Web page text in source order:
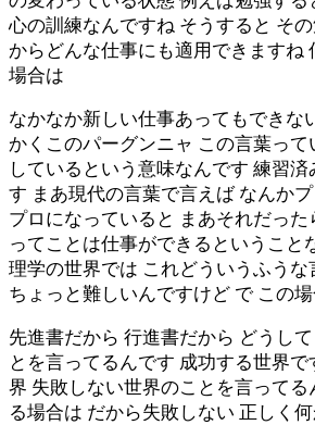
心の訓練なんですね そうすると そ
からどんな仕事にも適用できますね
場合は
なかなか新しい仕事あってもできな
かくこのパーグンニャ この言葉って
しているという意味なんです 練習
す まあ現代の言葉で言えば なんか
プロになっていると まあそれだった
ってことは仕事ができるということ
理学の世界では これどういうふう
ちょっと難しいんですけど で この
先進書だから 行進書だから どうし
とを言ってるんです 成功する世界
界 失敗しない世界のことを言ってる
る場合は だから失敗しない 正しく